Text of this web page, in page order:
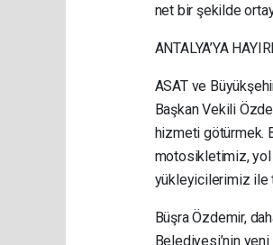
net bir şekilde
ANTALYA’YA
ASAT ve
Başkan Vekili
hizmeti götürmek.
motosikletimiz, yol
yükleyicilerimiz ile
Büşra Özdemir,
Belediyesi’nin yeni